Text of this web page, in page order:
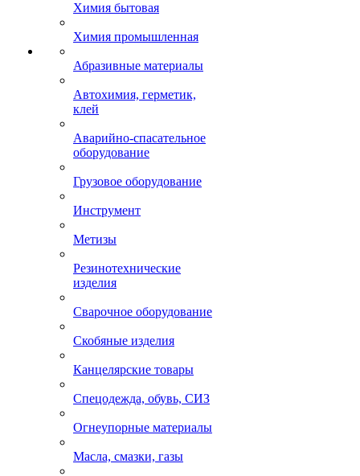
Химия бытовая
Химия промышленная
Абразивные материалы
Автохимия, герметик,
клей
Аварийно-спасательное
оборудование
Грузовое оборудование
Инструмент
Метизы
Резинотехнические
изделия
Сварочное оборудование
Скобяные изделия
Канцелярские товары
Спецодежда, обувь, СИЗ
Огнеупорные материалы
Масла, смазки, газы